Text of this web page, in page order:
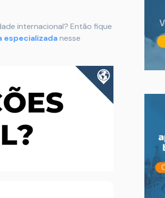
internacional? Então fique
especializadanesse